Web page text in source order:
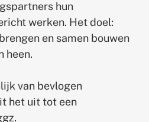
link)
hun
werken. Het doel:
en samen bouwen
heen.
van bevlogen
het uit tot een